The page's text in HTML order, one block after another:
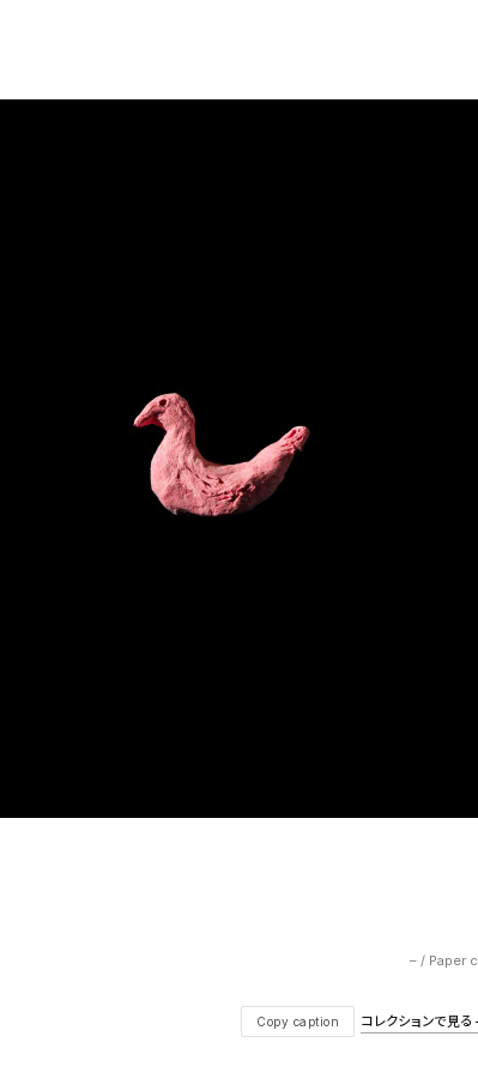
– / Paper
Copy caption コレクションで